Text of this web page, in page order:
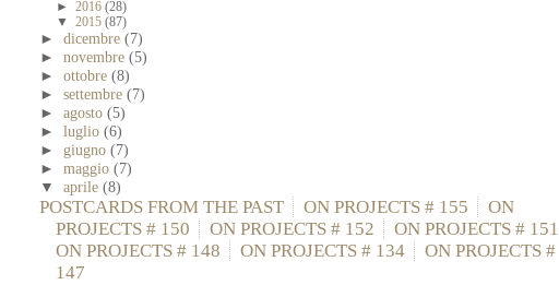
► 2016 (28)
▼ 2015 (87)
► dicembre (7)
► novembre (5)
► ottobre (8)
► settembre (7)
► agosto (5)
► luglio (6)
► giugno (7)
► maggio (7)
▼ aprile (8)
POSTCARDS FROM THE PAST ON PROJECTS # 155
ON
PROJECTS # 150
ON PROJECTS # 152
ON PROJECTS # 151
ON PROJECTS # 148
ON PROJECTS # 134
ON PROJECTS #
147